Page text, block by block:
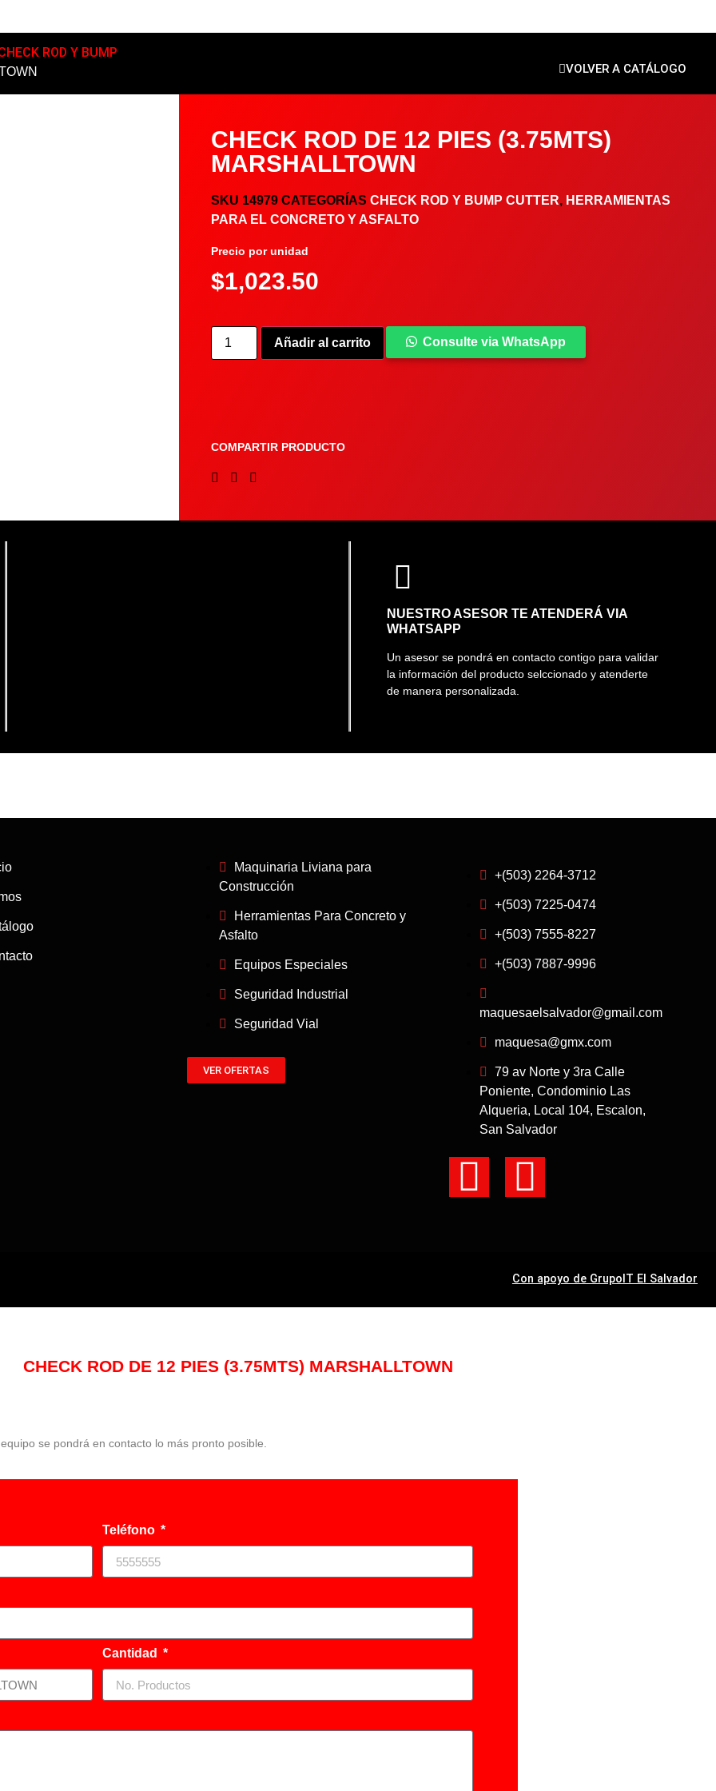
ROD Y BUMP
VOLVER A CATÁLOGO
CHECK ROD DE 12 PIES (3.75MTS)
MARSHALLTOWN
SKU 14979CATEGORÍAS CHECK ROD Y BUMP CUTTER, HERRAMIENTAS
PARA EL CONCRETO Y ASFALTO
Precio por unidad
$1,023.50
Añadir al carrito Consulte via WhatsApp
COMPARTIR PRODUCTO
NUESTRO ASESOR TE ATENDERÁ VIA
WHATSAPP
Un asesor se pondrá en contacto contigo para validar
la información del producto selccionado y atenderte
de manera personalizada.
Maquinaria Liviana para
Construcción
Herramientas Para Concreto y
Asfalto
Equipos Especiales
Seguridad Industrial
Seguridad Vial
VER OFERTAS
+(503) 2264-3712
+(503) 7225-0474
+(503) 7555-8227
+(503) 7887-9996
maquesaelsalvador@gmail.com
maquesa@gmx.com
79 av Norte y 3ra Calle
Poniente, Condominio Las
Alqueria, Local 104, Escalon,
San Salvador
Con apoyo de GrupoIT El Salvador
CHECK ROD DE 12 PIES (3.75MTS) MARSHALLTOWN
se pondrá en contacto lo más pronto posible.
Teléfono
Cantidad